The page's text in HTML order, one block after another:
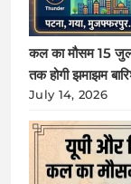
कल का मौसम 15
तक होगी झमाझम
July 14, 2026